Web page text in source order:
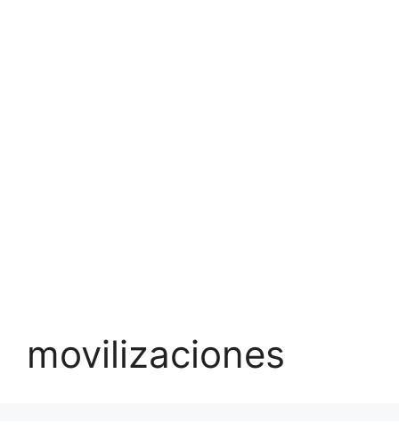
movilizaciones